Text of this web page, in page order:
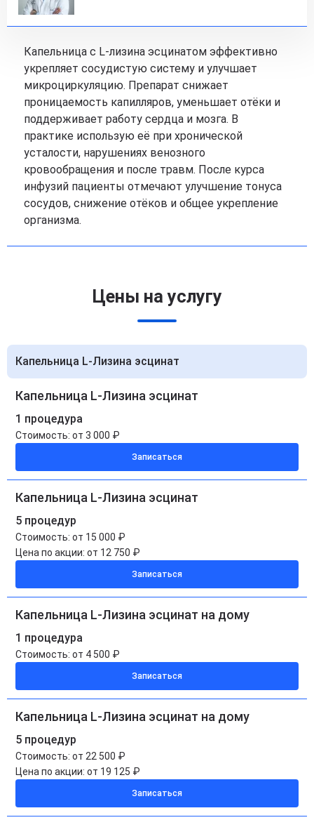
Капельница с L‑лизина эсцинатом эффективно
укрепляет сосудистую систему и улучшает
микроциркуляцию. Препарат снижает
проницаемость капилляров, уменьшает отёки и
поддерживает работу сердца и мозга. В
практике использую её при хронической
усталости, нарушениях венозного
кровообращения и после травм. После курса
инфузий пациенты отмечают улучшение тонуса
сосудов, снижение отёков и общее укрепление
организма.
Цены на услугу
Капельница L-Лизина эсцинат
Капельница L-Лизина эсцинат
1 процедура
Стоимость: от 3 000 ₽
Записаться
Капельница L-Лизина эсцинат
5 процедур
Стоимость: от 15 000 ₽
Цена по акции: от 12 750 ₽
Записаться
Капельница L-Лизина эсцинат на дому
1 процедура
Стоимость: от 4 500 ₽
Записаться
Капельница L-Лизина эсцинат на дому
5 процедур
Стоимость: от 22 500 ₽
Цена по акции: от 19 125 ₽
Записаться